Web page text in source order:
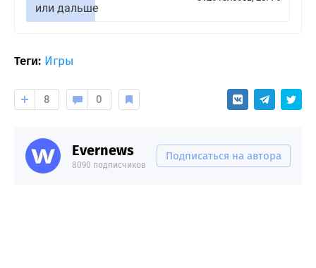
или дальше
Теги: Игры
8 0
Evernews
8090 подписчиков
Подписаться на автора